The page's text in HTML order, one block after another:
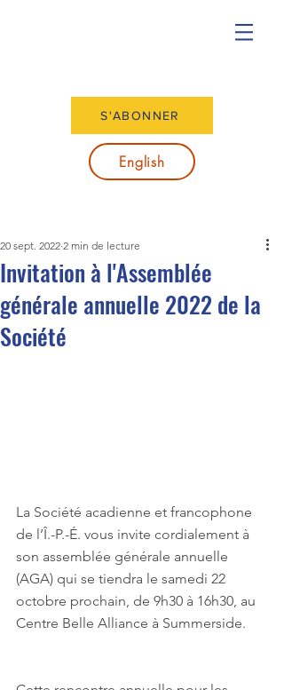
S'ABONNER
English
Invitation à l'Assemblée
générale annuelle 2022 de la
Société
20 sept. 2022 2 min de lecture
La Société acadienne et francophone
de l’Î.-P.-É. vous invite cordialement à
son assemblée générale annuelle
(AGA) qui se tiendra le samedi 22
octobre prochain, de 9h30 à 16h30, au
Centre Belle Alliance à Summerside.